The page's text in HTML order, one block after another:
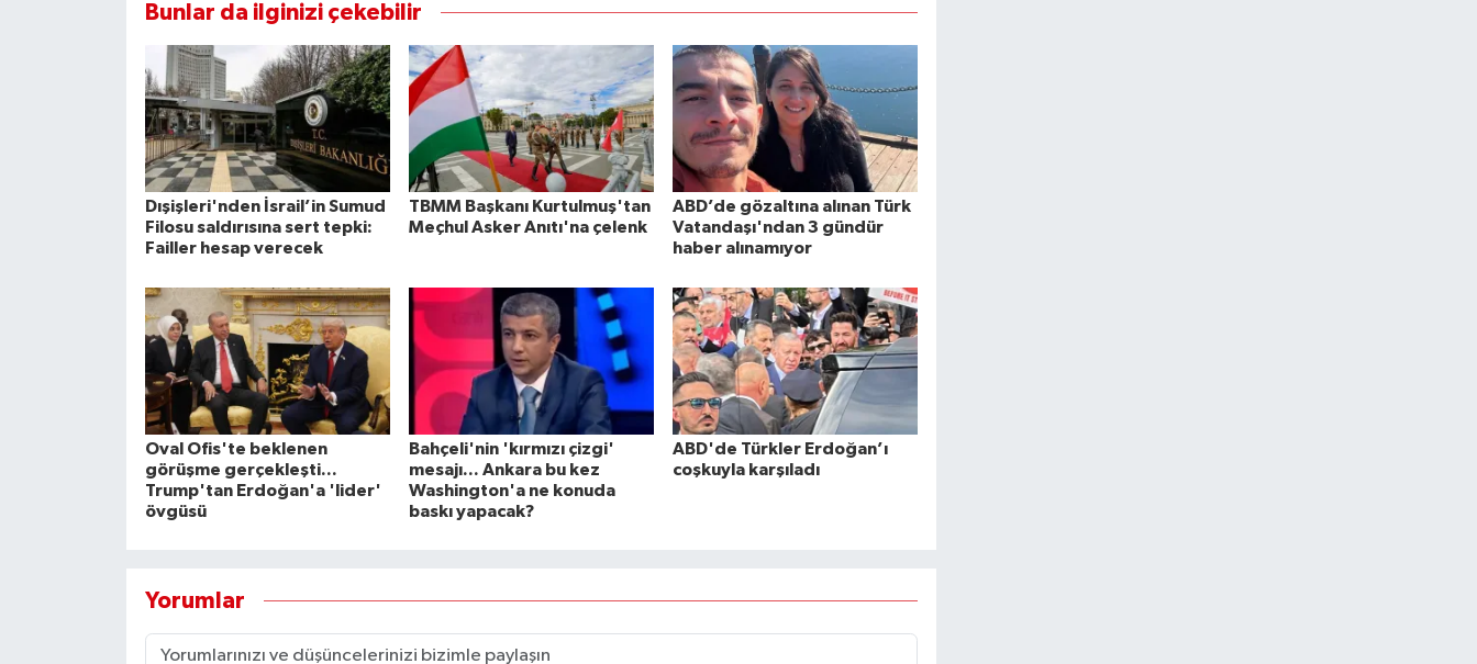
Bunlar da ilginizi çekebilir
Dışişleri'nden İsrail’in Sumud
Filosu saldırısına sert tepki:
Failler hesap verecek
TBMM Başkanı Kurtulmuş'tan
Meçhul Asker Anıtı'na çelenk
ABD’de gözaltına alınan Türk
Vatandaşı'ndan 3 gündür
haber alınamıyor
Oval Ofis'te beklenen
görüşme gerçekleşti...
Trump'tan Erdoğan'a 'lider'
övgüsü
Bahçeli'nin 'kırmızı çizgi'
mesajı... Ankara bu kez
Washington'a ne konuda
baskı yapacak?
ABD'de Türkler Erdoğan’ı
coşkuyla karşıladı
Yorumlar